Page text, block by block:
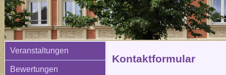
Veranstaltungen
Bewertungen
Kontaktformular